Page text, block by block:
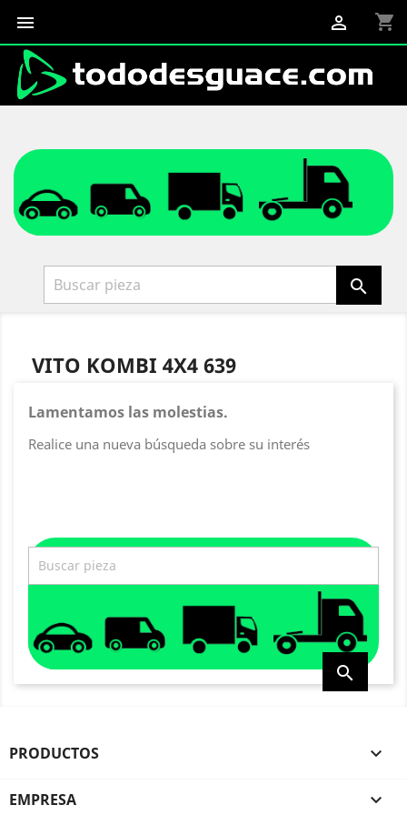
 shopping_cart


VITO KOMBI 4X4 639
Lamentamos las molestias.
Realice una nueva búsqueda sobre su interés

PRODUCTOS 
EMPRESA 